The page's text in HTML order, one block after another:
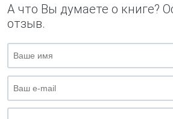
А что Вы думаете о книге?
отзыв.